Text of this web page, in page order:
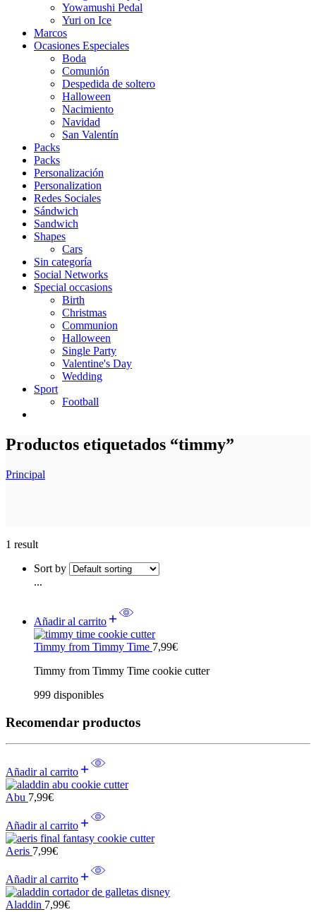
Yowamushi Pedal
Yuri on Ice
Marcos
Ocasiones Especiales
Boda
Comunión
Despedida de soltero
Halloween
Nacimiento
Navidad
San Valentín
Packs
Packs
Personalización
Personalization
Redes Sociales
Sándwich
Sandwich
Shapes
Cars
Sin categoría
Social Networks
Special occasions
Birth
Christmas
Communion
Halloween
Single Party
Valentine's Day
Wedding
Sport
Football
Productos etiquetados “timmy”
Principal
1 result
Sort by
...
Añadir al carrito
Timmy from Timmy Time 7,99€
Timmy from Timmy Time cookie cutter
999 disponibles
Recomendar productos
Añadir al carrito
Abu 7,99€
Añadir al carrito
Aeris 7,99€
Añadir al carrito
Aladdin 7,99€